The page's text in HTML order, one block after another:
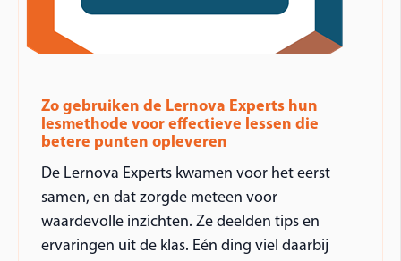
Zo gebruiken de Lernova Experts hun
lesmethode voor effectieve lessen die
betere punten opleveren
De Lernova Experts kwamen voor het eerst
samen, en dat zorgde meteen voor
waardevolle inzichten. Ze deelden tips en
ervaringen uit de klas. Eén ding viel daarbij